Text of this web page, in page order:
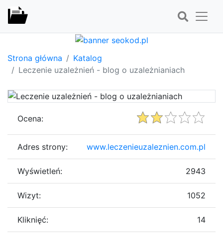
Strona główna
Katalog
Leczenie uzależnień - blog o uzależnianiach
Ocena:
Adres strony: www.leczenieuzaleznien.com.pl
Wyświetleń: 2943
Wizyt: 1052
Kliknięć: 14